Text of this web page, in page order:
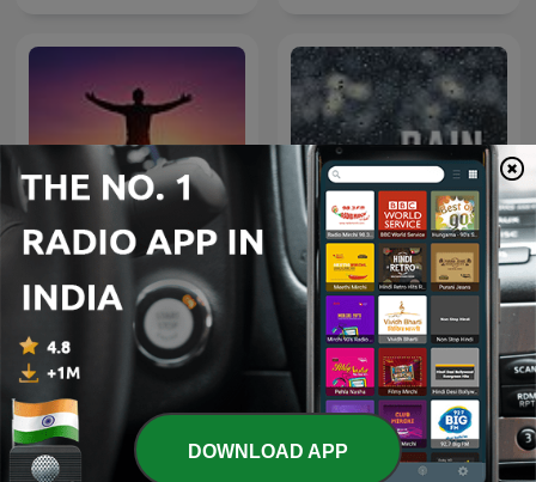
Motivational Speech Rain Sounds
DOWNLOAD APP